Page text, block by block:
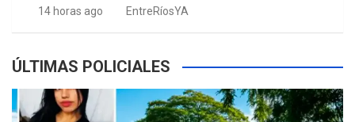
14 horas ago EntreRíosYA
ÚLTIMAS POLICIALES